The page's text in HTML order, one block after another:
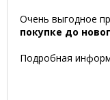
Очень выгодное
покупке до
Подробная